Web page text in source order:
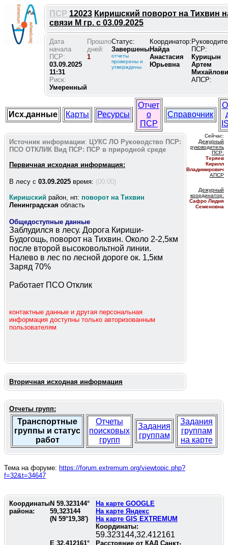
ПСР 12023 Киришский поворот на Тихвин
связи М гр. с 03.09.2025
Дата
начала
ПСР:
03.09.2025
11:31
Риск:
Умеренный
Прошло
дней:
1
Статус:
Завершены
отчеты
проверены и
утверждены
Координатор:
Найда
Анастасия
Юрьевна
ПСР:
Курицын
Артем
АПСР:
Исх.данные Карты Ресурсы
Отчет
о
ПСР
Справочник
Источник информации: ЦУКС ЛО Руководство ПСР:
ПСО ОТКЛИК Вид ПСР: ПСР в природной среде
Первичная исходная информация:
В лесу c 03.09.2025 время: (00:00)
Киришский район, нп: поворот на Тихвин
Ленинградская область
Общедоступные данные
Заблудился в лесу. Дорога Кириши-
Будогощь, поворот на Тихвин. Около 2-2,5км
после второй высоковольтной линии.
Налево в лес по лесной дороге ок. 1,5км
Заряд 70%
Работает ПСО Отклик
контактные данные и другая персональная
информация доступны только авторизованным
пользователям
Сейчас:
Дежурный
руководитель
ПСР:
Теряев
Кирилл
Владимирович
АПСР
Дежурный
координатор:
Сафро Лидия
Семеновна
Вторичная исходная информация
Отчеты групп:
Транспортные
группы и статус
работ
Отчеты
поисковых
групп
Задания
группам
Задания
группам
на карте
Тема на форуме: https://forum.extremum.org/viewtopic.php?
f=32&t=34647
Координаты
района:
N 59.323144°
59,323144
(N 59°19,38')
На карте GOOGLE
На карте Яндекс
На карте GIS EXTREMUM
Координаты:
59.323144,32.412161
E 32.412161°
Расстояние от КАД Санкт-